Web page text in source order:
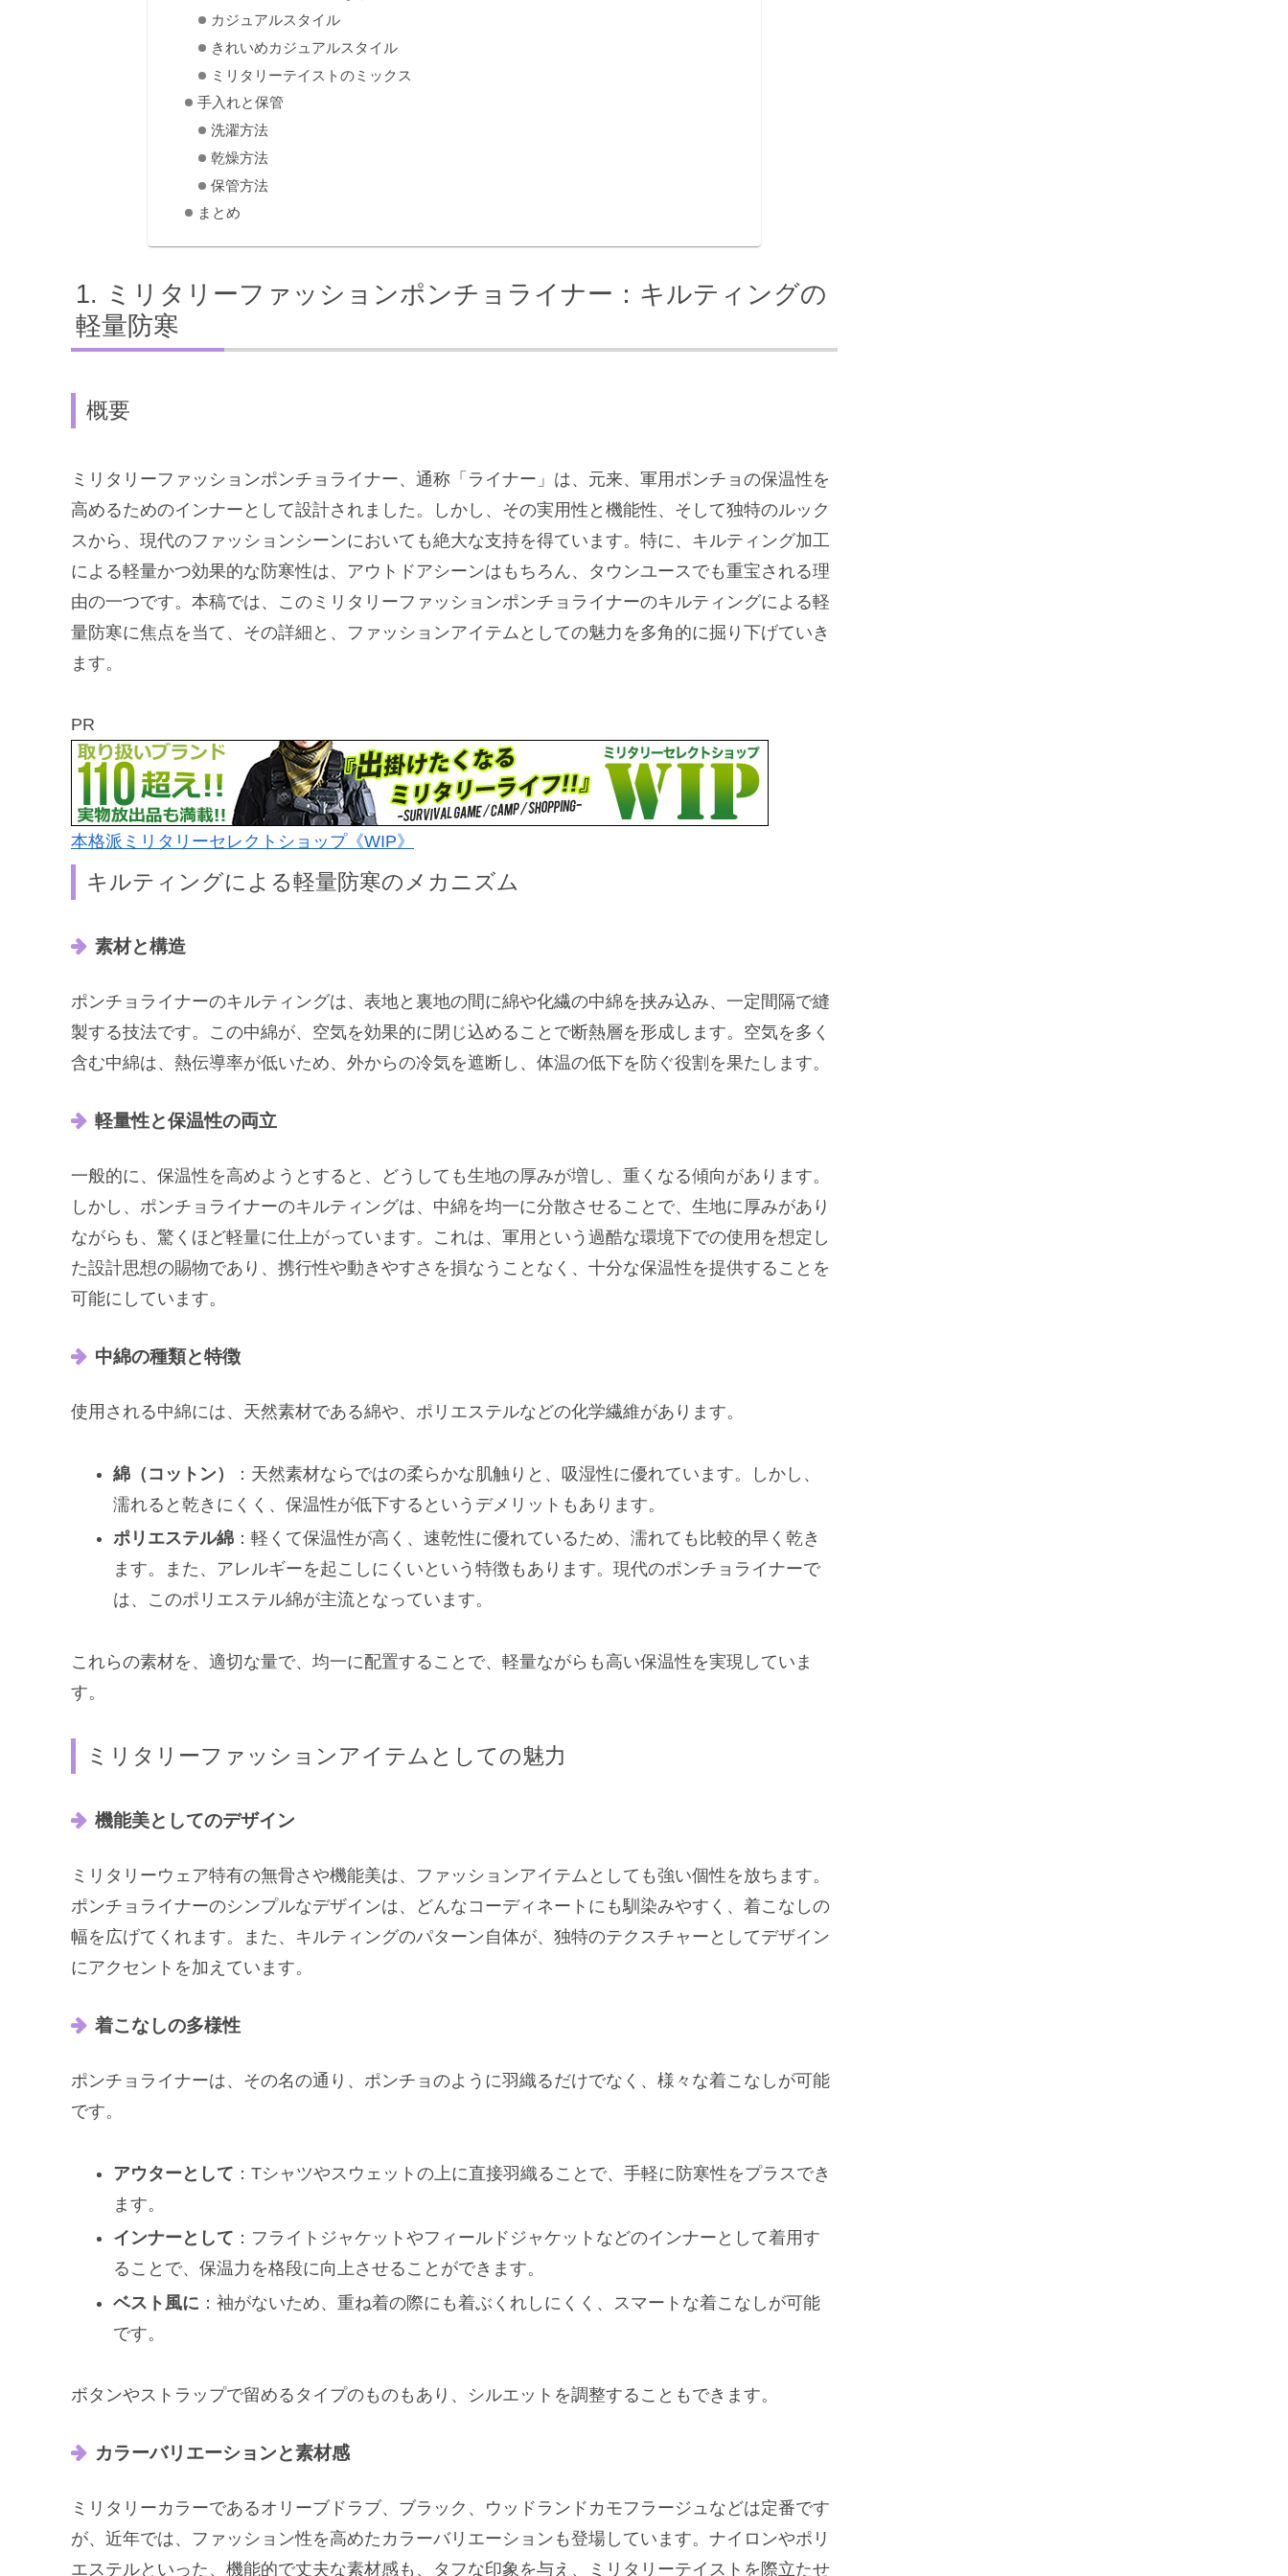
カジュアルスタイル
きれいめカジュアルスタイル
ミリタリーテイストのミックス
手入れと保管
洗濯方法
乾燥方法
保管方法
まとめ
ミリタリーファッションポンチョライナー：キルティングの
軽量防寒
概要
ミリタリーファッションポンチョライナー、通称「ライナー」は、元来、軍用ポンチョの保温性を
高めるためのインナーとして設計されました。しかし、その実用性と機能性、そして独特のルック
スから、現代のファッションシーンにおいても絶大な支持を得ています。特に、キルティング加工
による軽量かつ効果的な防寒性は、アウトドアシーンはもちろん、タウンユースでも重宝される理
由の一つです。本稿では、このミリタリーファッションポンチョライナーのキルティングによる軽
量防寒に焦点を当て、その詳細と、ファッションアイテムとしての魅力を多角的に掘り下げていき
ます。
PR
本格派ミリタリーセレクトショップ《WIP》
キルティングによる軽量防寒のメカニズム
素材と構造
ポンチョライナーのキルティングは、表地と裏地の間に綿や化繊の中綿を挟み込み、一定間隔で縫
製する技法です。この中綿が、空気を効果的に閉じ込めることで断熱層を形成します。空気を多く
含む中綿は、熱伝導率が低いため、外からの冷気を遮断し、体温の低下を防ぐ役割を果たします。
軽量性と保温性の両立
一般的に、保温性を高めようとすると、どうしても生地の厚みが増し、重くなる傾向があります。
しかし、ポンチョライナーのキルティングは、中綿を均一に分散させることで、生地に厚みがあり
ながらも、驚くほど軽量に仕上がっています。これは、軍用という過酷な環境下での使用を想定し
た設計思想の賜物であり、携行性や動きやすさを損なうことなく、十分な保温性を提供することを
可能にしています。
中綿の種類と特徴
使用される中綿には、天然素材である綿や、ポリエステルなどの化学繊維があります。
綿（コットン）
：天然素材ならではの柔らかな肌触りと、吸湿性に優れています。しかし、
濡れると乾きにくく、保温性が低下するというデメリットもあります。
ポリエステル綿：軽くて保温性が高く、速乾性に優れているため、濡れても比較的早く乾き
ます。また、アレルギーを起こしにくいという特徴もあります。現代のポンチョライナーで
は、このポリエステル綿が主流となっています。
これらの素材を、適切な量で、均一に配置することで、軽量ながらも高い保温性を実現していま
す。
ミリタリーファッションアイテムとしての魅力
機能美としてのデザイン
ミリタリーウェア特有の無骨さや機能美は、ファッションアイテムとしても強い個性を放ちます。
ポンチョライナーのシンプルなデザインは、どんなコーディネートにも馴染みやすく、着こなしの
幅を広げてくれます。また、キルティングのパターン自体が、独特のテクスチャーとしてデザイン
にアクセントを加えています。
着こなしの多様性
ポンチョライナーは、その名の通り、ポンチョのように羽織るだけでなく、様々な着こなしが可能
です。
アウターとして ：Tシャツやスウェットの上に直接羽織ることで、手軽に防寒性をプラスでき
ます。
インナーとして ：フライトジャケットやフィールドジャケットなどのインナーとして着用す
ることで、保温力を格段に向上させることができます。
ベスト風に ：袖がないため、重ね着の際にも着ぶくれしにくく、スマートな着こなしが可能
です。
ボタンやストラップで留めるタイプのものもあり、シルエットを調整することもできます。
カラーバリエーションと素材感
ミリタリーカラーであるオリーブドラブ、ブラック、ウッドランドカモフラージュなどは定番です
が、近年では、ファッション性を高めたカラーバリエーションも登場しています。ナイロンやポリ
エステルといった、機能的で丈夫な素材感も、タフな印象を与え、ミリタリーテイストを際立たせ